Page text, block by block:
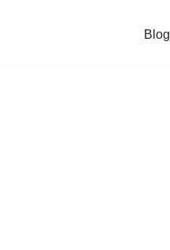
Blog